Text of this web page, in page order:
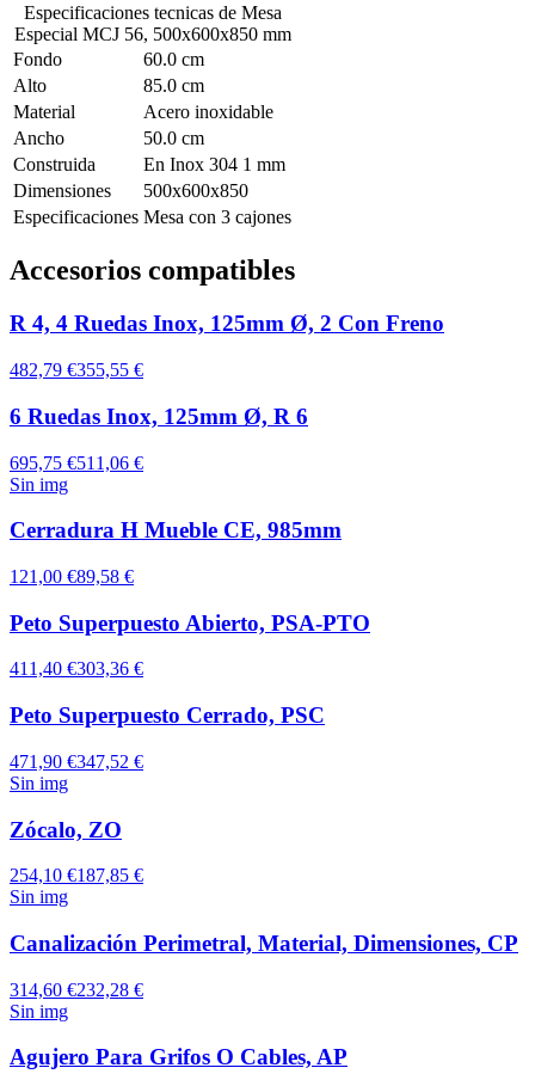
Especificaciones tecnicas de Mesa
Especial MCJ 56, 500x600x850 mm
Fondo
60.0 cm
Alto
85.0 cm
Material
Acero inoxidable
Ancho
50.0 cm
Construida
En Inox 304 1 mm
Dimensiones
500x600x850
Especificaciones Mesa con 3 cajones
Accesorios compatibles
R 4, 4 Ruedas Inox, 125mm Ø, 2 Con Freno
482,79 €355,55 €
6 Ruedas Inox, 125mm Ø, R 6
695,75 €511,06 €
Sin img
Cerradura H Mueble CE, 985mm
121,00 €89,58 €
Peto Superpuesto Abierto, PSA-PTO
411,40 €303,36 €
Peto Superpuesto Cerrado, PSC
471,90 €347,52 €
Sin img
Zócalo, ZO
254,10 €187,85 €
Sin img
Canalización Perimetral, Material, Dimensiones, CP
314,60 €232,28 €
Sin img
Agujero Para Grifos O Cables, AP